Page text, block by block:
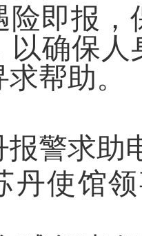
报，
以确保
帮助。
警求助
使馆领